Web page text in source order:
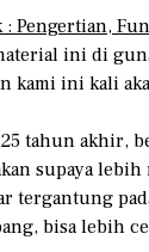
: Pengertian,
ini di
kami ini kali
tahun akhir,
supaya
tergantung
bisa lebih